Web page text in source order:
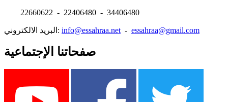
22660622 - 22406480 - 34406480
البريد الالكتروني: info@essahraa.net - essahraa@gmail.com
صفحاتنا الإجتماعية